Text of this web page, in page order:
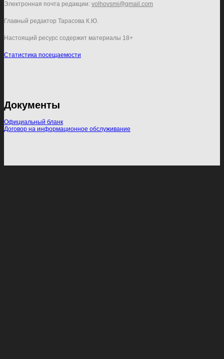
Электронная почта редакции: volhovsmi@gmail.com
Главный редактор Тарасова К.Ю.
Настоящий ресурс содержит материалы 18+
Статистика посещаемости
Документы
Официальный бланк
Договор на информационное обслуживание